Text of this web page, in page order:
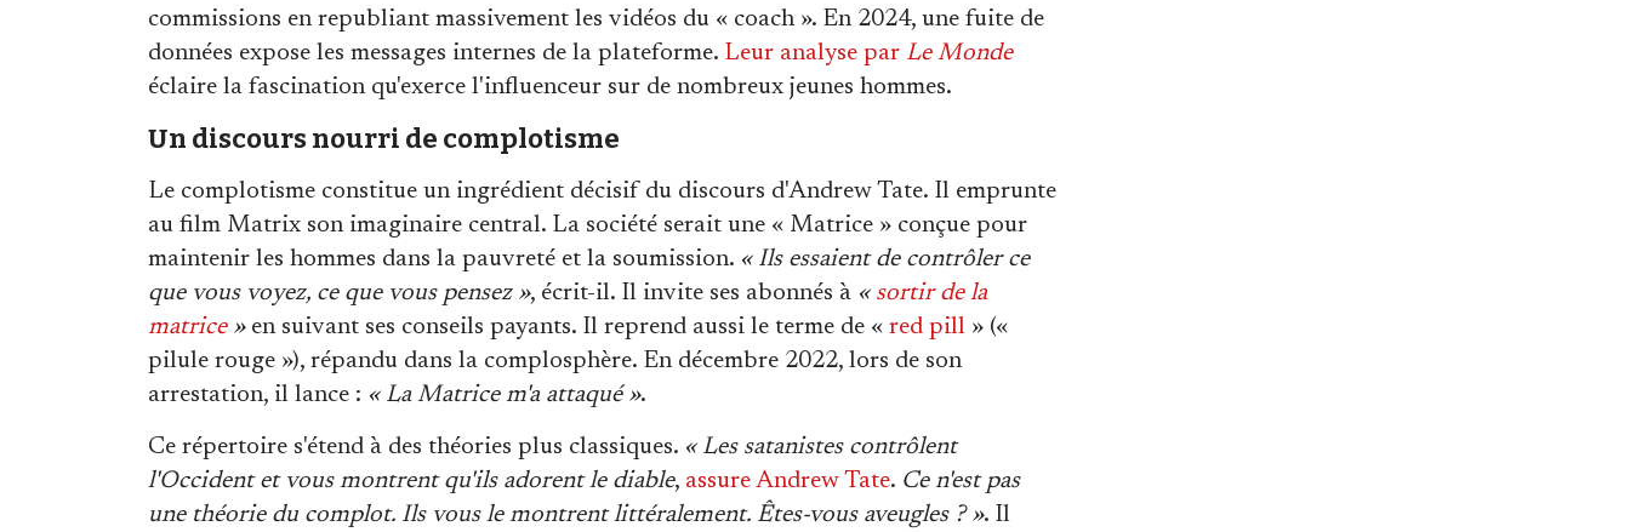
commissions en republiant massivement les vidéos du « coach ». En 2024, une fuite de
données expose les messages internes de la plateforme. Leur analyse par Le Monde
éclaire la fascination qu'exerce l'influenceur sur de nombreux jeunes hommes.
Un discours nourri de complotisme
Le complotisme constitue un ingrédient décisif du discours d'Andrew Tate. Il emprunte
au film Matrix son imaginaire central. La société serait une « Matrice » conçue pour
maintenir les hommes dans la pauvreté et la soumission. « Ils essaient de contrôler ce
que vous voyez, ce que vous pensez », écrit-il. Il invite ses abonnés à « sortir de la
matrice»en suivant ses conseils payants. Il reprend aussi le terme de « red pill » («
pilule rouge »), répandu dans la complosphère. En décembre 2022, lors de son
arrestation, il lance : « La Matrice m'a attaqué ».
Ce répertoire s'étend à des théories plus classiques. « Les satanistes contrôlent
l'Occident et vous montrent qu'ils adorent le diable, assure Andrew Tate. Ce n'est pas
une théorie du complot. Ils vous le montrent littéralement. Êtes-vous aveugles ? ». Il